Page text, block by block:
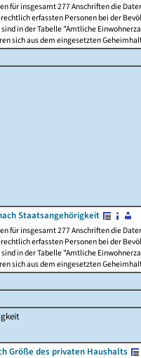
für insgesamt 277 Anschriften die
erfassten Personen bei der
in der Tabelle "Amtliche
sich aus dem eingesetzten
Staatsangehörigkeit
für insgesamt 277 Anschriften die
erfassten Personen bei der
in der Tabelle "Amtliche
sich aus dem eingesetzten
Größe des privaten Haushalts